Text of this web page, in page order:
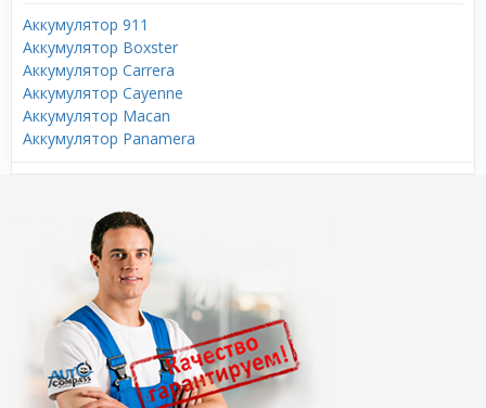
Аккумулятор 911
Аккумулятор Boxster
Аккумулятор Carrera
Аккумулятор Cayenne
Аккумулятор Macan
Аккумулятор Panamera